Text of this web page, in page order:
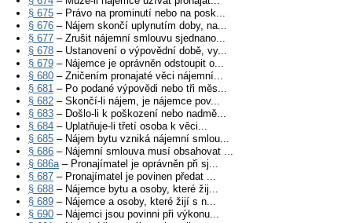
§ 675 – Právo na prominutí nebo na posk...
§ 676 – Nájem skončí uplynutím doby, na...
§ 677 – Zrušit nájemní smlouvu sjednano...
§ 678 – Ustanovení o výpovědní době, vy...
§ 679 – Nájemce je oprávněn odstoupit o...
§ 680 – Zničením pronajaté věci nájemní...
§ 681 – Po podané výpovědi nebo tři měs...
§ 682 – Skončí-li nájem, je nájemce pov...
§ 683 – Došlo-li k poškození nebo nadmě...
§ 684 – Uplatňuje-li třetí osoba k věci...
§ 685 – Nájem bytu vzniká nájemní smlou...
§ 686 – Nájemní smlouva musí obsahovat ...
§ 686a– Pronajímatel je oprávněn při sj...
§ 687 – Pronajímatel je povinen předat ...
§ 688 – Nájemce bytu a osoby, které žij...
§ 689 – Nájemce a osoby, které žijí s n...
§ 690 – Nájemci jsou povinni při výkonu...